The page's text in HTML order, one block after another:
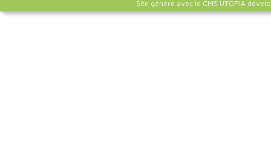
Site généré avec le CMS UTOPIA